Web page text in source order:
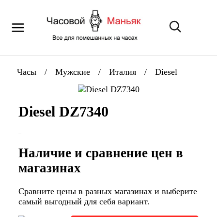
Часы / Мужские / Италия / Diesel
Diesel DZ7340
Наличие и сравнение цен в
магазинах
Сравните цены в разных магазинах и выберите
самый выгодный для себя вариант.